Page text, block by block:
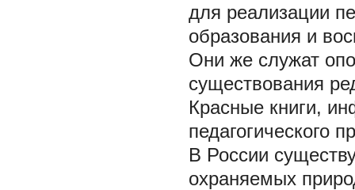
для реализации
образования и
Они же служат
существования
Красные книги,
педагогического
В России
охраняемых